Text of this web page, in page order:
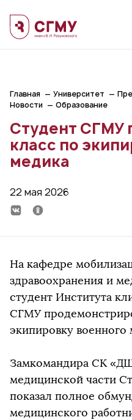
Главная Университет
Новости
Образование
Студент СГМУ
класс по
медика
22 мая 2026
На кафедре
здравоохранения и
студент Института
СГМУ
экипировку
Замкомандира СК
медицинской части
показал полное
медицинского